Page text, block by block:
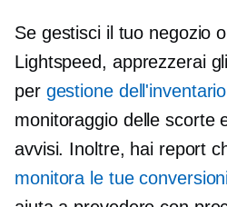
Se gestisci il tuo negozio
Lightspeed, apprezzerai
per gestione dell'inventario
monitoraggio delle scorte
avvisi. Inoltre, hai report
monitora le tue